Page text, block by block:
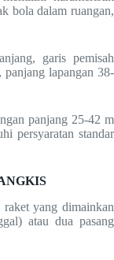
bola dalam ruangan,
garis pemisah
panjang lapangan 38-
panjang 25-42 m
persyaratan standar
yang dimainkan
atau dua pasang